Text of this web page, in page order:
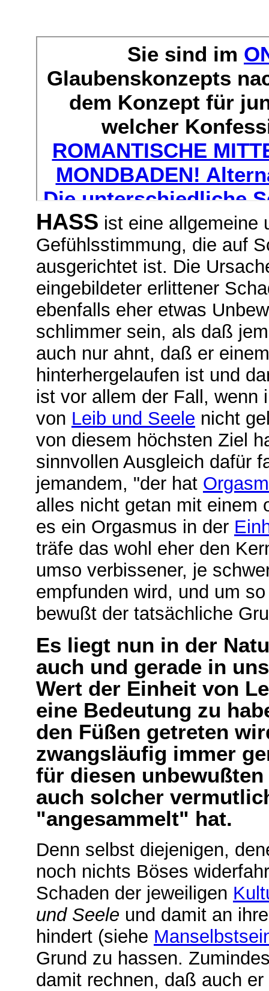
HASS ist eine allgemeine
Gefühlsstimmung, die auf
ausgerichtet ist. Die
eingebildeter erlittener
ebenfalls eher etwas
schlimmer sein, als daß
auch nur ahnt, daß er
hinterhergelaufen ist und
ist vor allem der Fall, wenn
von Leib und Seele nicht
von diesem höchsten Ziel
sinnvollen Ausgleich dafür
jemandem, "der hat
alles nicht getan mit einem
es ein Orgasmus in der
träfe das wohl eher den
umso verbissener, je
empfunden wird, und um
bewußt der tatsächliche
Es liegt nun in der
auch und gerade in
Wert der Einheit von
eine Bedeutung zu
den Füßen getreten
zwangsläufig immer
für diesen
auch solcher
"angesammelt" hat.
Denn selbst diejenigen,
noch nichts Böses
Schaden der jeweiligen
und Seele und damit an
hindert (siehe
Grund zu hassen.
damit rechnen, daß auch